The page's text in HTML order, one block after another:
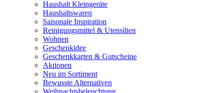
Haushalt Kleingeräte
Haushaltswaren
Saisonale Inspiration
Reinigungsmittel & Utensilien
Wohnen
Geschenkidee
Geschenkkarten & Gutscheine
Aktionen
Neu im Sortiment
Bewusste Alternativen
Weihnachtsbeleuchtung